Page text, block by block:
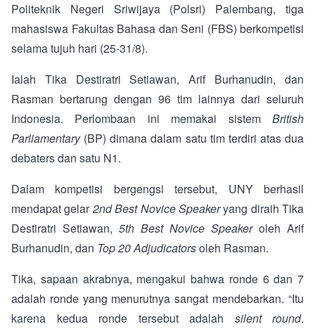
Politeknik Negeri Sriwijaya (Polsri) Palembang, tiga
mahasiswa Fakultas Bahasa dan Seni (FBS) berkompetisi
selama tujuh hari (25-31/8).
Ialah Tika Destiratri Setiawan, Arif Burhanudin, dan
Rasman bertarung dengan 96 tim lainnya dari seluruh
Indonesia. Perlombaan ini memakai sistem British
Parliamentary (BP) dimana dalam satu tim terdiri atas dua
debaters dan satu N1.
Dalam kompetisi bergengsi tersebut, UNY berhasil
mendapat gelar2nd Best Novice Speakeryang diraih Tika
Destiratri Setiawan, 5th Best Novice Speaker oleh Arif
Burhanudin, dan Top 20 Adjudicatorsoleh Rasman.
Tika, sapaan akrabnya, mengakui bahwa ronde 6 dan 7
adalah ronde yang menurutnya sangat mendebarkan. “Itu
karena kedua ronde tersebut adalah silent round.